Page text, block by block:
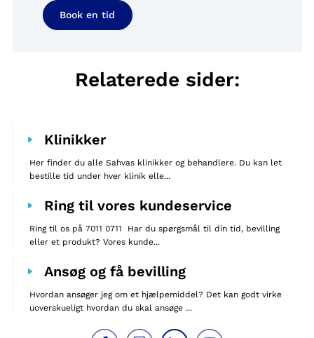
Book en tid
Relaterede sider:
Klinikker
Her finder du alle Sahvas klinikker og behandlere. Du kan let
bestille tid under hver klinik elle...
Ring til vores kundeservice
Ring til os på 7011 0711 Har du spørgsmål til din tid, bevilling
eller et produkt? Vores kunde...
Ansøg og få bevilling
Hvordan ansøger jeg om et hjælpemiddel? Det kan godt virke
uoverskueligt hvordan du skal ansøge ...